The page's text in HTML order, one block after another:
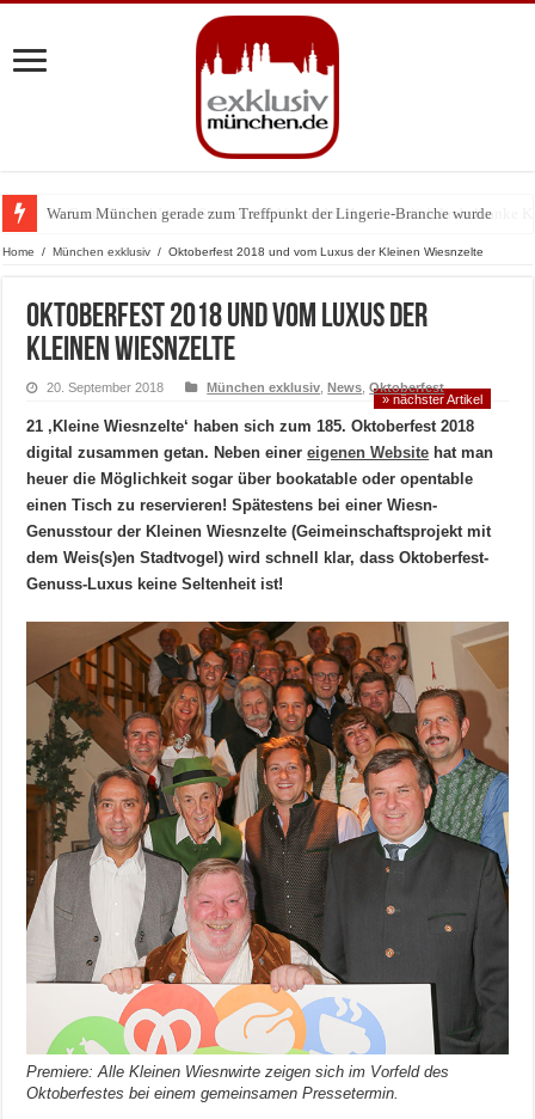
Warum München gerade zum Treffpunkt der Lingerie-Branche wurde
Home / München exklusiv / Oktoberfest 2018 und vom Luxus der Kleinen Wiesnzelte
Oktoberfest 2018 und vom Luxus der
Kleinen Wiesnzelte
20. September 2018 München exklusiv ,News ,Oktoberfest
» nächster Artikel
21 ‚Kleine Wiesnzelte‘ haben sich zum 185. Oktoberfest 2018
digital zusammen getan. Neben einereigenen Website hat man
heuer die Möglichkeit sogar über bookatable oder opentable
einen Tisch zu reservieren! Spätestens bei einer Wiesn-
Genusstour der Kleinen Wiesnzelte (Geimeinschaftsprojekt mit
dem Weis(s)en Stadtvogel) wird schnell klar, dass Oktoberfest-
Genuss-Luxus keine Seltenheit ist!
Premiere: Alle Kleinen Wiesnwirte zeigen sich im Vorfeld des
Oktoberfestes bei einem gemeinsamen Pressetermin.